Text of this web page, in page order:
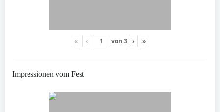
« ‹ von 3 › »
Impressionen vom Fest